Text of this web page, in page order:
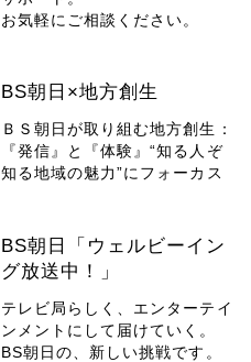
お気軽にご相談ください。
BS朝日×地方創生
ＢＳ朝日が取り組む地方創生：
『発信』と『体験』“知る人ぞ
知る地域の魅力”にフォーカス
BS朝日「ウェルビーイン
グ放送中！」
テレビ局らしく、エンターテイ
ンメントにして届けていく。
BS朝日の、新しい挑戦です。